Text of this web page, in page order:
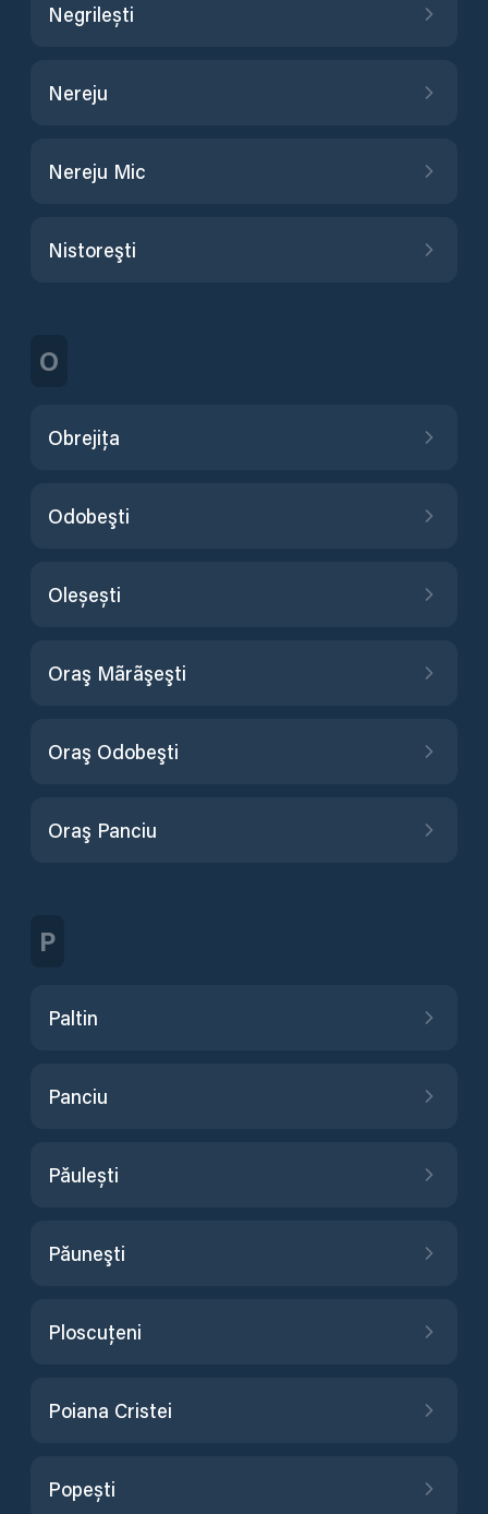
Negrilești
Nereju
Nereju Mic
Nistoreşti
O
Obrejița
Odobeşti
Oleșești
Oraş Mãrãşeşti
Oraş Odobeşti
Oraş Panciu
P
Paltin
Panciu
Păulești
Păuneşti
Ploscuțeni
Poiana Cristei
Popești